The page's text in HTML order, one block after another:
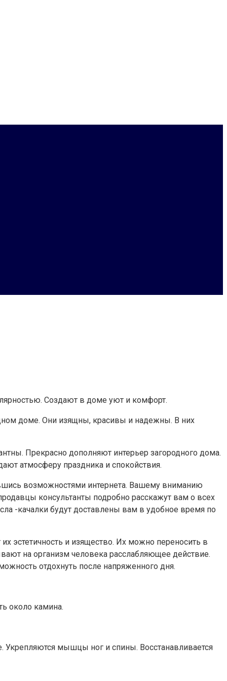
Создают в доме уют и комфорт.
доме. Они изящны, красивы и надежны. В них
Прекрасно дополняют интерьер загородного дома.
атмосферу праздника и спокойствия.
возможностями интернета. Вашему вниманию
консультанты подробно расскажут вам о всех
-качалки будут доставлены вам в удобное время по
эстетичность и изящество. Их можно переносить в
на организм человека расслабляющее действие.
отдохнуть после напряженного дня.
около камина.
Укрепляются мышцы ног и спины. Восстанавливается